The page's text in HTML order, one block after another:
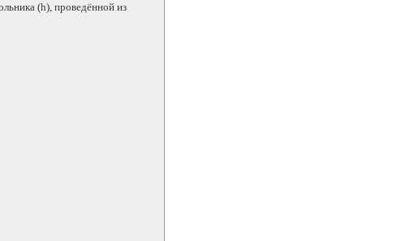
(h), проведённой из